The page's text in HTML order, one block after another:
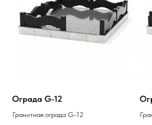
Ограда G-12
Гранитная ограда G-12